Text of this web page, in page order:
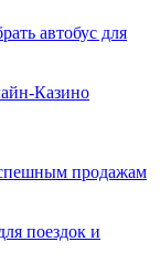
автобус для
Казино
продажам
поездок и